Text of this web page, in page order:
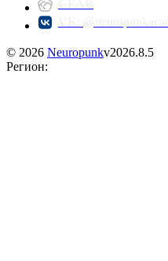
© 2026 Neuropunkv2026.8.5
Регион: